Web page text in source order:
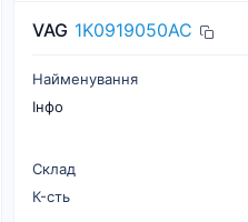
VAG 1K0919050AC
Найменування
Інфо
Склад
К-cть